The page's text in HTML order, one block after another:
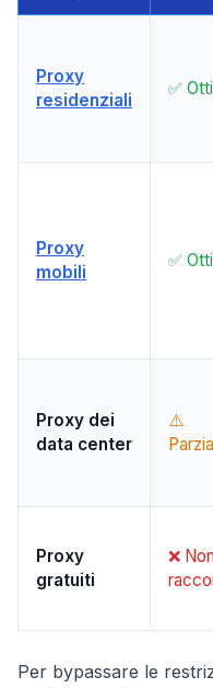
Proxy
residenziali
✅
Proxy
mobili
✅
Proxy dei
data center
⚠️
Proxy
gratuiti
❌ Non
Per bypassare le